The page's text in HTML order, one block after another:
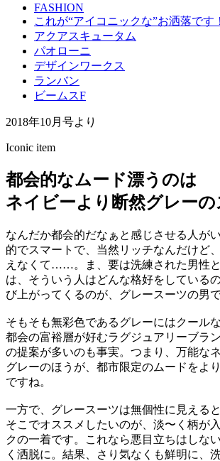
FASHION
これが“アイコニックな”お洒落です！
アクアスキュータム
パオローニ
デザインワークス
ランバン
ビームスF
2018年10月号より
Iconic item
都会的なムード漂うのは
ネイビーより断然グレーの
なんだか都会的だなぁと感じさせる人が
的でスマートで、当然リッチなんだけど
えなくて……。ま、要は洗練された男性
は、そういう人はどんな格好をしている
び上がってくるのが、グレースーツの男で
そもそも無彩色であるグレーにはクール
都会の富裕層が好むラグジュアリーブラ
の提案が多いのも事実。つまり、万能な
グレーのほうが、都市限定のムードをよ
ですね。
一方で、グレースーツは無個性に見える
そこでオススメしたいのが、淡〜く柄が
クの一着です。これなら悪目立ちはしな
く洒脱に。結果、さり気なくも鮮明に、